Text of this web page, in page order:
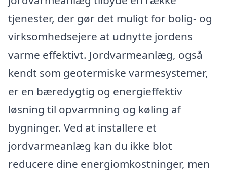
tjenester, der gør det muligt for bolig- og
virksomhedsejere at udnytte jordens
varme effektivt. Jordvarmeanlæg, også
kendt som geotermiske varmesystemer,
er en bæredygtig og energieffektiv
løsning til opvarmning og køling af
bygninger. Ved at installere et
jordvarmeanlæg kan du ikke blot
reducere dine energiomkostninger, men